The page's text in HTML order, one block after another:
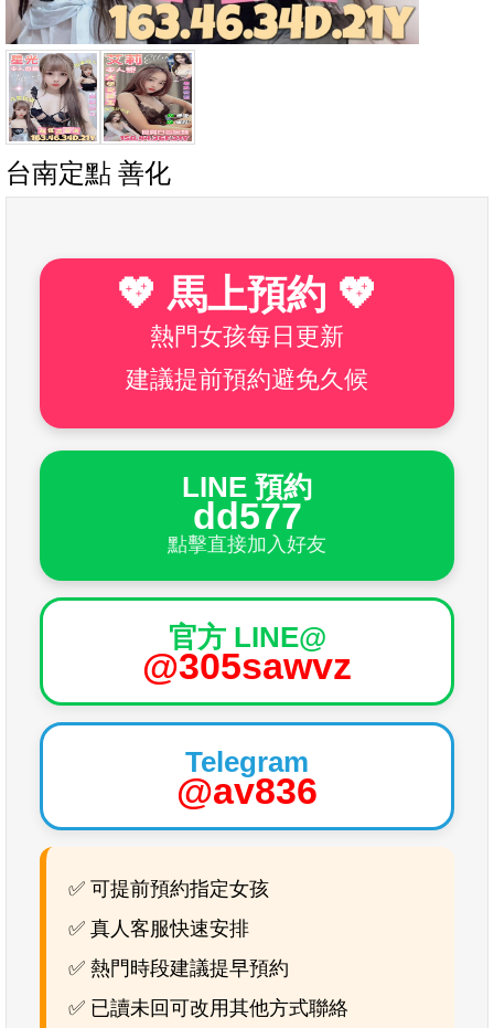
台南定點 善化
💖 馬上預約 💖
熱門女孩每日更新
建議提前預約避免久候
LINE 預約
dd577
點擊直接加入好友
官方 LINE@
@305sawvz
Telegram
@av836
✅ 可提前預約指定女孩
✅ 真人客服快速安排
✅ 熱門時段建議提早預約
✅ 已讀未回可改用其他方式聯絡